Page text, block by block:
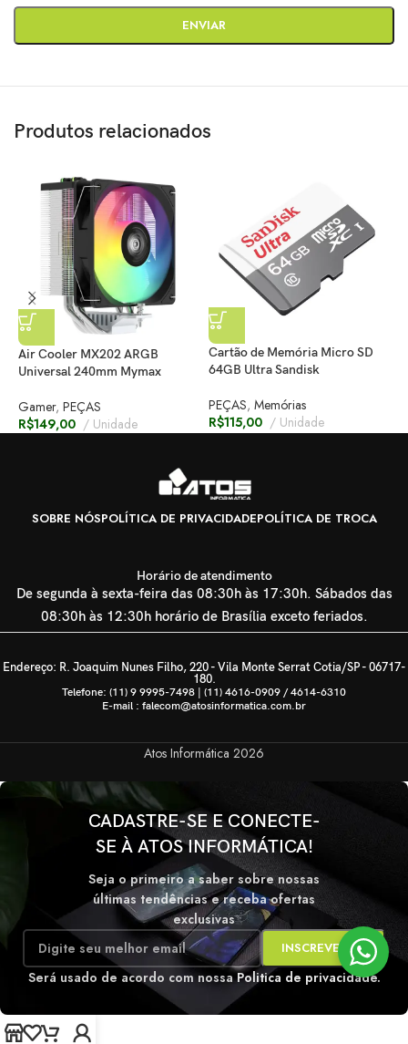
Produtos relacionados
Air Cooler MX202 ARGB
Universal 240mm Mymax
Gamer, PEÇAS
R$149,00 Unidade
Cartão de Memória Micro SD
64GB Ultra Sandisk
PEÇAS, Memórias
R$115,00 Unidade
SOBRE NÓSPOLÍTICA DE PRIVACIDADEPOLÍTICA DE TROCA
Horário de atendimento
De segunda à sexta-feira das 08:30h às 17:30h. Sábados das
08:30h às 12:30h horário de Brasília exceto feriados.
Endereço: R. Joaquim Nunes Filho, 220 - Vila Monte Serrat Cotia/SP - 06717-
180.
Telefone: (11) 9 9995-7498 | (11) 4616-0909 / 4614-6310
E-mail : falecom@atosinformatica.com.br
Atos Informática 2026
CADASTRE-SE E CONECTE-
SE À ATOS INFORMÁTICA!
Seja o primeiro a saber sobre nossas
últimas tendências e receba ofertas
exclusivas
Será usado de acordo com nossaPolitica de privacidade.